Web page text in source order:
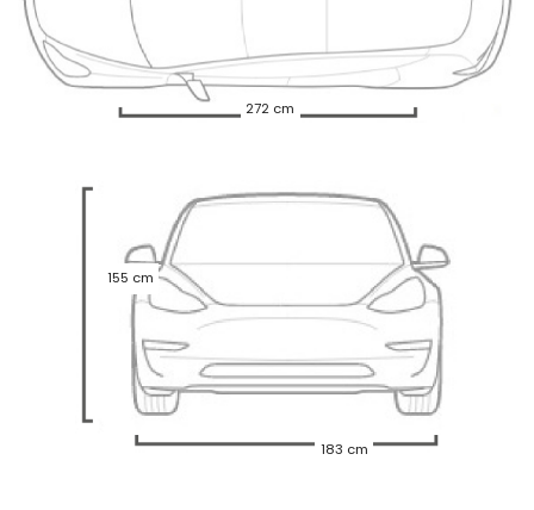
272 cm
155 cm
183 cm